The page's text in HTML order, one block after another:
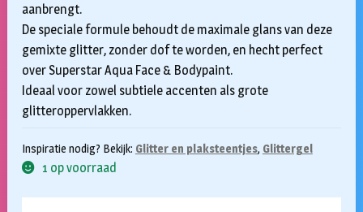
aanbrengt.
De speciale formule behoudt de maximale glans van deze
gemixte glitter, zonder dof te worden, en hecht perfect
over Superstar Aqua Face & Bodypaint.
Ideaal voor zowel subtiele accenten als grote
glitteroppervlakken.
Inspiratie nodig? Bekijk: Glitter en plaksteentjes, Glittergel
1 op voorraad